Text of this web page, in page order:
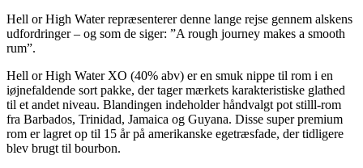
Hell or High Water repræsenterer denne lange rejse gennem alskens
udfordringer – og som de siger: ”A rough journey makes a smooth
rum”.
Hell or High Water XO (40% abv) er en smuk nippe til rom i en
iøjnefaldende sort pakke, der tager mærkets karakteristiske glathed
til et andet niveau. Blandingen indeholder håndvalgt pot stilll-rom
fra Barbados, Trinidad, Jamaica og Guyana. Disse super premium
rom er lagret op til 15 år på amerikanske egetræsfade, der tidligere
blev brugt til bourbon.